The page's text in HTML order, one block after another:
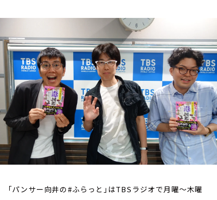
イベント・グッズ
会社情報
「パンサー向井の#ふらっと」はTBSラジオで月曜～木曜